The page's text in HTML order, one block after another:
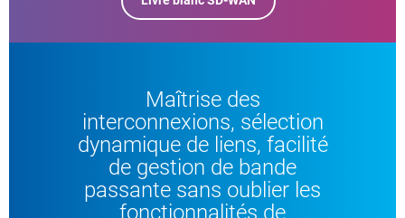
Maîtrise des
interconnexions, sélection
dynamique de liens, facilité
de gestion de bande
passante sans oublier les
fonctionnalités de